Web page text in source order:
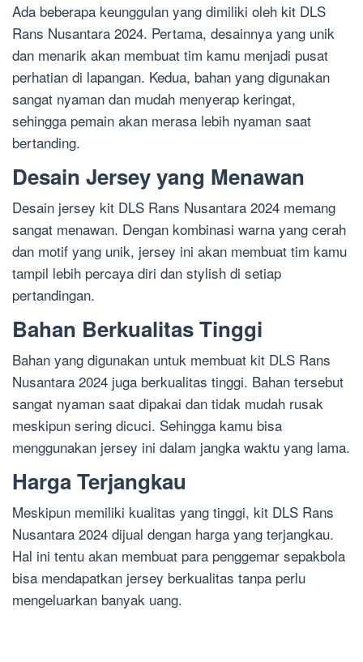
Ada beberapa keunggulan yang dimiliki oleh kit DLS
Rans Nusantara 2024. Pertama, desainnya yang unik
dan menarik akan membuat tim kamu menjadi pusat
perhatian di lapangan. Kedua, bahan yang digunakan
sangat nyaman dan mudah menyerap keringat,
sehingga pemain akan merasa lebih nyaman saat
bertanding.
Desain Jersey yang Menawan
Desain jersey kit DLS Rans Nusantara 2024 memang
sangat menawan. Dengan kombinasi warna yang cerah
dan motif yang unik, jersey ini akan membuat tim kamu
tampil lebih percaya diri dan stylish di setiap
pertandingan.
Bahan Berkualitas Tinggi
Bahan yang digunakan untuk membuat kit DLS Rans
Nusantara 2024 juga berkualitas tinggi. Bahan tersebut
sangat nyaman saat dipakai dan tidak mudah rusak
meskipun sering dicuci. Sehingga kamu bisa
menggunakan jersey ini dalam jangka waktu yang lama.
Harga Terjangkau
Meskipun memiliki kualitas yang tinggi, kit DLS Rans
Nusantara 2024 dijual dengan harga yang terjangkau.
Hal ini tentu akan membuat para penggemar sepakbola
bisa mendapatkan jersey berkualitas tanpa perlu
mengeluarkan banyak uang.